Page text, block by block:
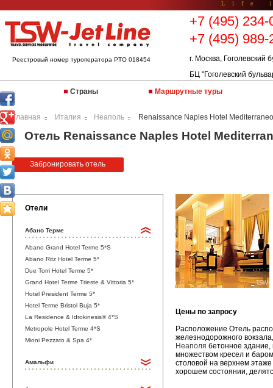
Life
Реестровый номер туроператора РТО 018454
+7 (495) 234-
+7 (495) 989-
г. Москва, Гоголевский
БЦ "Гоголевский
Страны
Маршрутные туры
Главная :: Италия :: Неаполь :: Renaissance Naples Hotel Mediterraneo
Отель Renaissance Naples Hotel
Забронировать отель
Отели
Абано Терме
Abano Grand Hotel Terme 5*S
Abano Ritz Hotel Terme 5*
Due Torri Hotel Terme 5*
Grand Hotel Terme Trieste & Vittoria 5*
Hotel President Terme 5*
Hotel Terme Bristol Buja 5*
La Residence & Idrokinesis® 4*S
Metropole Hotel Terme 4*S
Mioni Pezzato & Spa 4*
Амальфи
Цены по запросу
Расположение Отель
железнодорожного
Неаполя бетонное здание,
множеством кресел и
столовой на верхнем
хорошем состоянии,